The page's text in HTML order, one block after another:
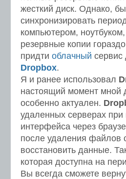
жесткий диск. Однако,
синхронизировать
компьютером,
резервные копии
придти облачный сервис
Dropbox.
Я и ранее использовал
настоящий момент мной
особенно актуален.
удаленных серверах
интерфейса через
после удаления файлов
восстановить данные.
которая доступна на
Вы всегда сможете